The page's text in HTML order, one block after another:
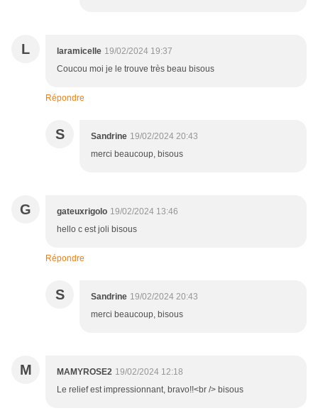
L laramicelle 19/02/2024 19:37
Coucou moi je le trouve très beau bisous
Répondre
S Sandrine 19/02/2024 20:43
merci beaucoup, bisous
G gateuxrigolo 19/02/2024 13:46
hello c est joli bisous
Répondre
S Sandrine 19/02/2024 20:43
merci beaucoup, bisous
M MAMYROSE2 19/02/2024 12:18
Le relief est impressionnant, bravo!!<br /> bisous